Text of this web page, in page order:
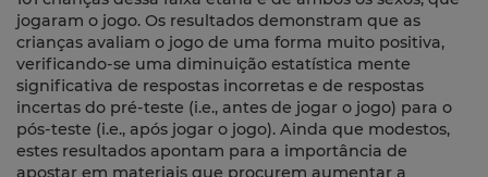
jogaram o jogo. Os resultados demonstram que as
crianças avaliam o jogo de uma forma muito positiva,
verificando-se uma diminuição estatística mente
significativa de respostas incorretas e de respostas
incertas do pré-teste (i.e., antes de jogar o jogo) para o
pós-teste (i.e., após jogar o jogo). Ainda que modestos,
estes resultados apontam para a importância de
apostar em materiais que procurem aumentar a